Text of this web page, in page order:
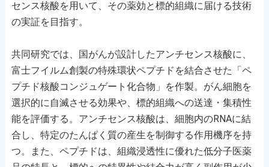
センス核酸を用いて、その薬効と標的組織に届ける技術
の実証を目指す。
共同研究では、国がんが設計したアンチセンス核酸に、
富士フイルム創製の特殊環状ペプチドを結合させた「ペ
プチド核酸コンジュゲート化合物」を作製。がん細胞を
選択的に自滅させる効果や、標的組織への送達・集積性
能を評価する。アンチセンス核酸は、細胞内のRNAに結
合し、特定のたんぱく質の産生を制御する作用機序を持
つ。また、ペプチドは、組織浸透性に優れた低分子医薬